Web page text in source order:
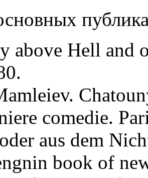
above Hell and
comedie.
aus dem
book of